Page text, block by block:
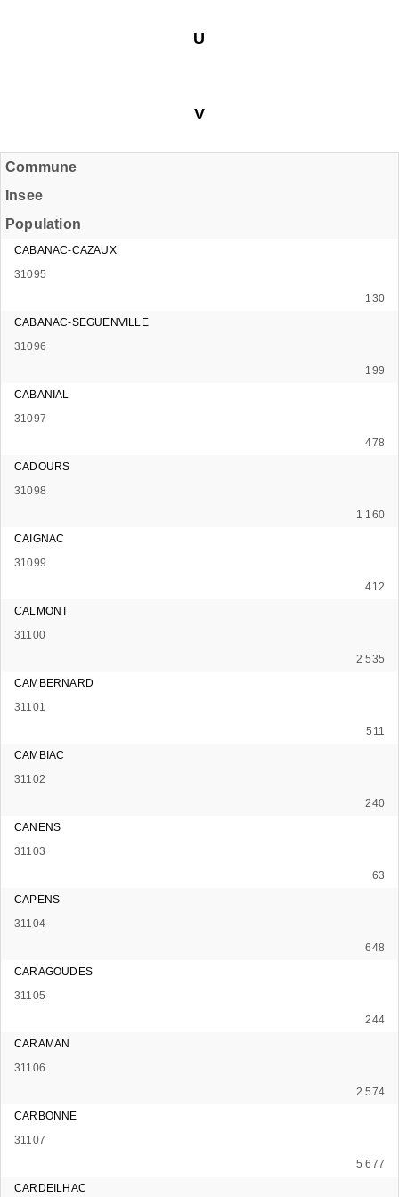
U
V
Commune
Insee
Population
CABANAC-CAZAUX
31095
130
CABANAC-SEGUENVILLE
31096
199
CABANIAL
31097
478
CADOURS
31098
1 160
CAIGNAC
31099
412
CALMONT
31100
2 535
CAMBERNARD
31101
511
CAMBIAC
31102
240
CANENS
31103
63
CAPENS
31104
648
CARAGOUDES
31105
244
CARAMAN
31106
2 574
CARBONNE
31107
5 677
CARDEILHAC